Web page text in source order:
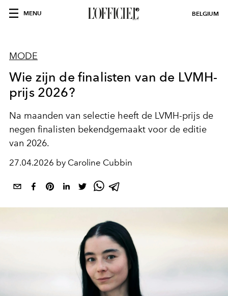
MENU BELGIUM
MODE
Wie zijn de finalisten van de LVMH-
prijs 2026?
Na maanden van selectie heeft de LVMH-prijs de
negen finalisten bekendgemaakt voor de editie
van 2026.
27.04.2026 by Caroline Cubbin